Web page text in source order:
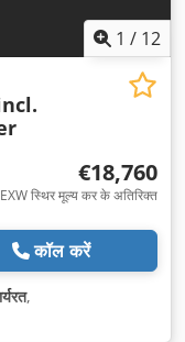
1 / 12
€18,760
EXW स्थिर मूल्य कर के अतिरिक्त
कॉल करें
,